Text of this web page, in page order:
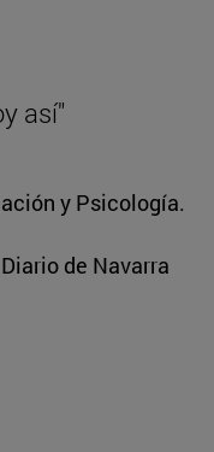
así"
y Psicología.
de Navarra